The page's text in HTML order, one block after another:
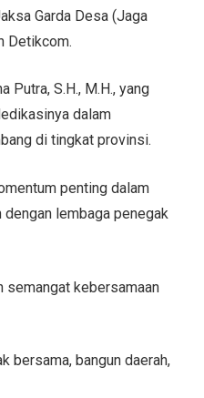
Garda Desa (Jaga
Detikcom.
Putra, S.H., M.H., yang
dalam
di tingkat provinsi.
penting dalam
dengan lembaga penegak
semangat kebersamaan
bersama, bangun daerah,